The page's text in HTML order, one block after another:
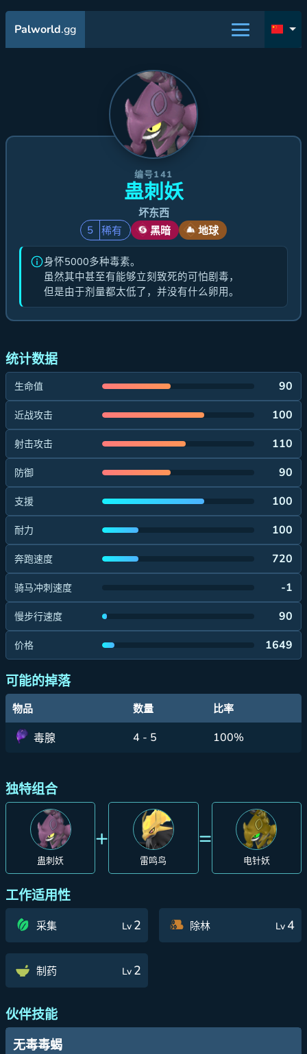
Palworld.gg
编号141
蛊刺妖
坏东西
5 稀有 黑暗 地球
身怀5000多种毒素。
虽然其中甚至有能够立刻致死的可怕剧毒，
但是由于剂量都太低了，并没有什么卵用。
统计数据
生命值 90
近战攻击 100
射击攻击 110
防御 90
支援 100
耐力 100
奔跑速度 720
骑马冲刺速度 -1
慢步行速度 90
价格 1649
可能的掉落
物品 数量 比率
毒腺 4 - 5 100%
独特组合
蛊刺妖
+
雷鸣鸟
=
电针妖
工作适用性
采集 Lv 2 除林 Lv4
制药 Lv 2
伙伴技能
无毒毒蝎